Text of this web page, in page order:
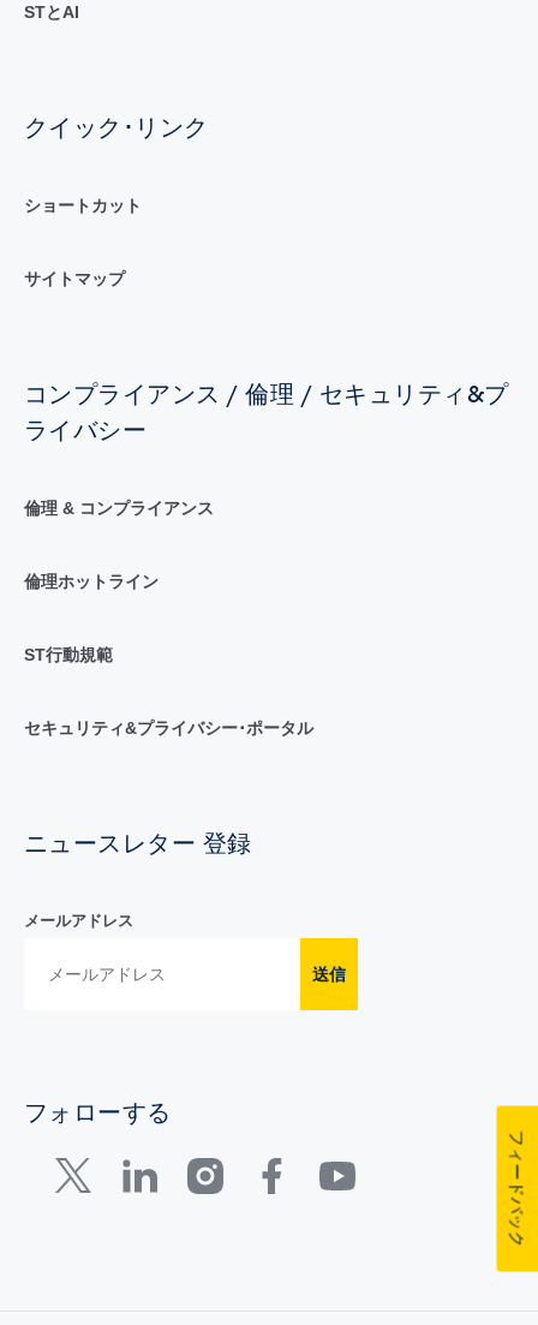
STとAI
クイック･リンク
ショートカット
サイトマップ
コンプライアンス / 倫理 / セキュリティ&プ
ライバシー
倫理 & コンプライアンス
倫理ホットライン
ST行動規範
セキュリティ&プライバシー･ポータル
ニュースレター 登録
メールアドレス
送信
フォローする
フィードバック